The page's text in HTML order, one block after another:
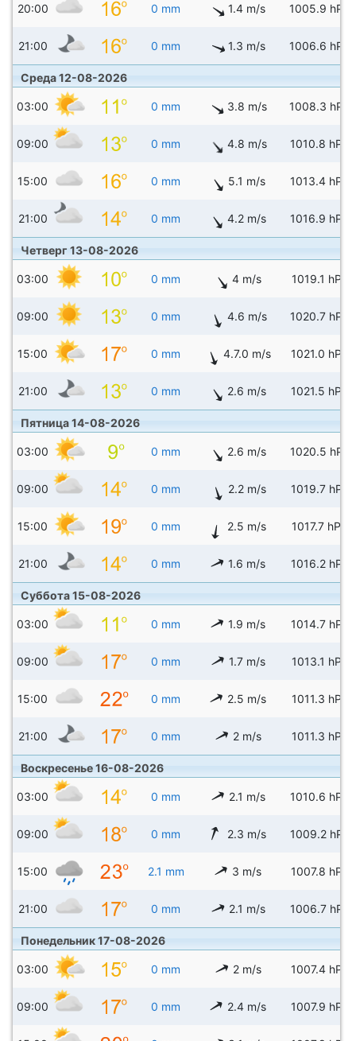
20:00 0 mm 1.4 m/s 1005.9 hPa
21:00 0 mm 1.3 m/s 1006.6 hPa
Среда 12-08-2026
03:00 0 mm 3.8 m/s 1008.3 hPa
09:00 0 mm 4.8 m/s 1010.8 hPa
15:00 0 mm 5.1 m/s 1013.4 hPa
21:00 0 mm 4.2 m/s 1016.9 hPa
Четверг 13-08-2026
03:00 0 mm 4 m/s 1019.1 hPa
09:00 0 mm 4.6 m/s 1020.7 hPa
15:00 0 mm 4.7.0 m/s 1021.0 hPa
21:00 0 mm 2.6 m/s 1021.5 hPa
Пятница 14-08-2026
03:00 0 mm 2.6 m/s 1020.5 hPa
09:00 0 mm 2.2 m/s 1019.7 hPa
15:00 0 mm 2.5 m/s 1017.7 hPa
21:00 0 mm 1.6 m/s 1016.2 hPa
Суббота 15-08-2026
03:00 0 mm 1.9 m/s 1014.7 hPa
09:00 0 mm 1.7 m/s 1013.1 hPa
15:00 0 mm 2.5 m/s 1011.3 hPa
21:00 0 mm 2 m/s 1011.3 hPa
Воскресенье 16-08-2026
03:00 0 mm 2.1 m/s 1010.6 hPa
09:00 0 mm 2.3 m/s 1009.2 hPa
15:00 2.1 mm 3 m/s 1007.8 hPa
21:00 0 mm 2.1 m/s 1006.7 hPa
Понедельник 17-08-2026
03:00 0 mm 2 m/s 1007.4 hPa
09:00 0 mm 2.4 m/s 1007.9 hPa